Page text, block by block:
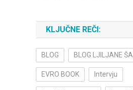
KLJUČNE REČI:
BLOG BLOG LJILJANE
EVRO BOOK Intervju